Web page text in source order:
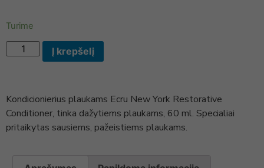
Turime
Į krepšelį
Kondicionierius plaukams Ecru New York Restorative
Conditioner, tinka dažytiems plaukams, 60 ml. Specialiai
pritaikytas sausiems, pažeistiems plaukams.